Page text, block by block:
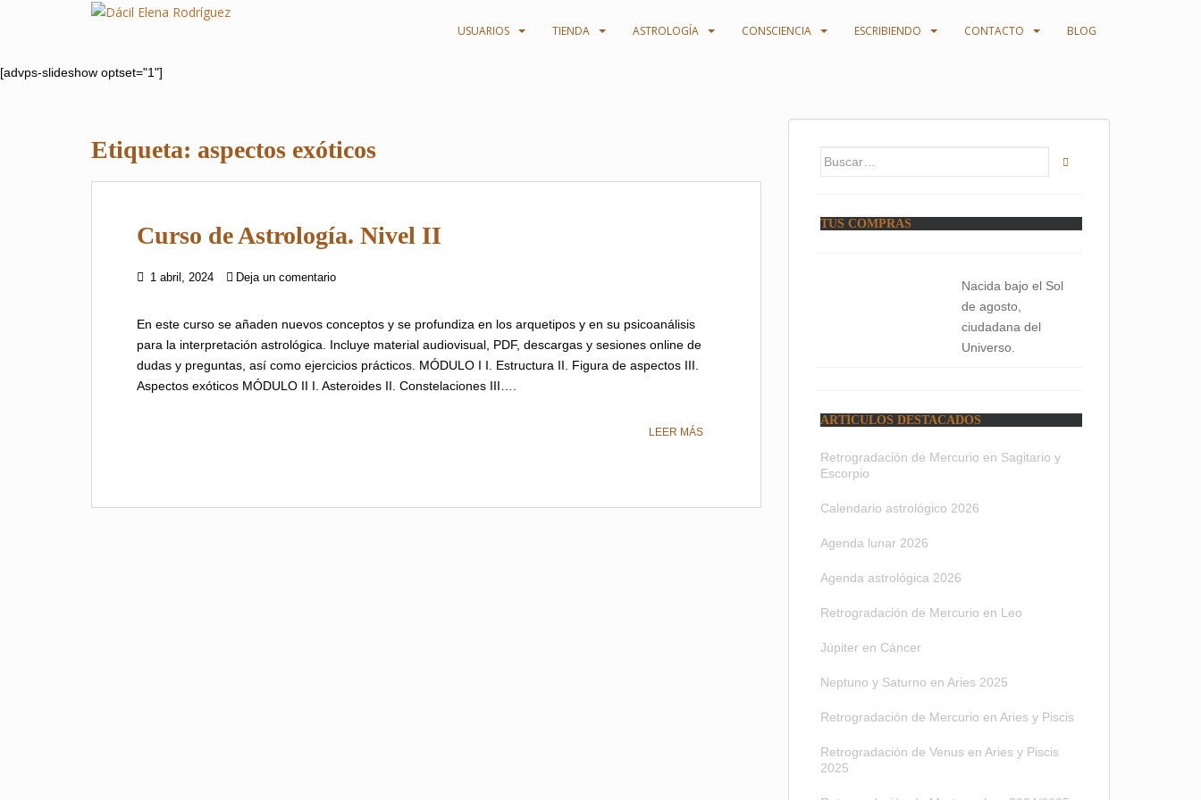
p
USUARIOS TIENDA ASTROLOGÍA CONSCIENCIA ESCRIBIENDO CONTACTO BLOG
[advps-slideshow optset="1"]
Etiqueta: aspectos exóticos
Curso de Astrología. Nivel II
1 abril, 2024 Deja un comentario
En este curso se añaden nuevos conceptos y se profundiza en los arquetipos y en su psicoanálisis
para la interpretación astrológica. Incluye material audiovisual, PDF, descargas y sesiones online de
dudas y preguntas, así como ejercicios prácticos. MÓDULO I I. Estructura II. Figura de aspectos III.
Aspectos exóticos MÓDULO II I. Asteroides II. Constelaciones III….
LEER MÁS
Buscar:
TUS COMPRAS
Nacida bajo el Sol
de agosto,
ciudadana del
Universo.
ARTÍCULOS DESTACADOS
Retrogradación de Mercurio en Sagitario y
Escorpio
Calendario astrológico 2026
Agenda lunar 2026
Agenda astrológica 2026
Retrogradación de Mercurio en Leo
Júpiter en Cáncer
Neptuno y Saturno en Aries 2025
Retrogradación de Mercurio en Aries y Piscis
Retrogradación de Venus en Aries y Piscis
2025